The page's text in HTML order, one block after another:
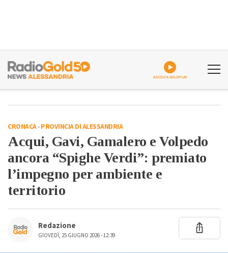
ASCOLTA GOLDPLAY
CRONACA-PROVINCIA DI ALESSANDRIA
Acqui, Gavi, Gamalero e Volpedo
ancora “Spighe Verdi”: premiato
l’impegno per ambiente e
territorio
Redazione
GIOVEDÌ, 25 GIUGNO 2026 - 12:39